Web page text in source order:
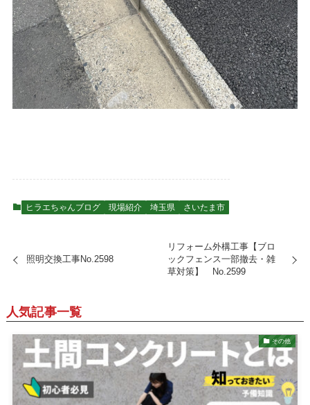
ヒラエちゃんブログ 現場紹介 埼玉県 さいたま市
照明交換工事No.2598
リフォーム外構工事【ブロ
ックフェンス一部撤去・雑
草対策】 No.2599
人気記事一覧
その他